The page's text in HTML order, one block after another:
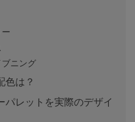
ニング
色は？
パレットを実際のデザイ